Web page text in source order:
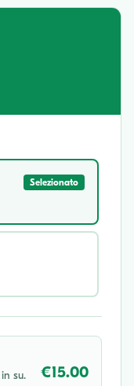
Selezionato
su. €15.00